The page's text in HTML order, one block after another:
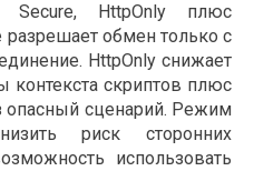
Secure, HttpOnly плюс
разрешает обмен только с
HttpOnly снижает
контекста скриптов плюс
опасный сценарий. Режим
риск сторонних
использовать